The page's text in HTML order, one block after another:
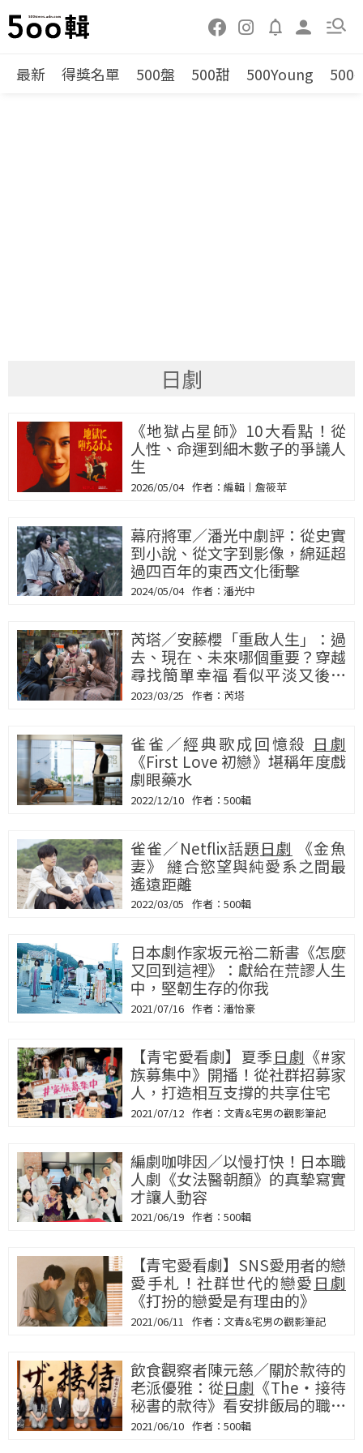
最新 得獎名單 500盤 500甜 500Young 500
日劇
《地獄占星師》10大看點！從
人性、命運到細木數子的爭議人
生
2026/05/04 編輯｜詹筱苹
幕府將軍／潘光中劇評：從史實
到小說、從文字到影像，綿延超
過四百年的東西文化衝擊
2024/05/04 潘光中
芮塔／安藤櫻「重啟人生」：過
去、現在、未來哪個重要？穿越
尋找簡單幸福 看似平淡又後座
力足
2023/03/25 芮塔
雀雀／經典歌成回憶殺 日劇
《First Love 初戀》堪稱年度戲
劇眼藥水
2022/12/10 500輯
雀雀／Netflix話題日劇
《金魚
妻》 縫合慾望與純愛系之間最
遙遠距離
2022/03/05 500輯
日本劇作家坂元裕二新書《怎麼
又回到這裡》：獻給在荒謬人生
中，堅韌生存的你我
2021/07/16 潘怡豪
【青宅愛看劇】夏季日劇 《#家
族募集中》開播！從社群招募家
人，打造相互支撐的共享住宅
2021/07/12 文青&宅男の觀影筆記
編劇咖啡因／以慢打快！日本職
人劇《女法醫朝顏》的真摯寫實
才讓人動容
2021/06/19 500輯
【青宅愛看劇】SNS愛用者的戀
愛手札！社群世代的戀愛 日劇
《打扮的戀愛是有理由的》
2021/06/11 文青&宅男の觀影筆記
飲食觀察者陳元慈／關於款待的
老派優雅：從日劇 《The・接待
秘書的款待》看安排飯局的職場
學問
2021/06/10 500輯